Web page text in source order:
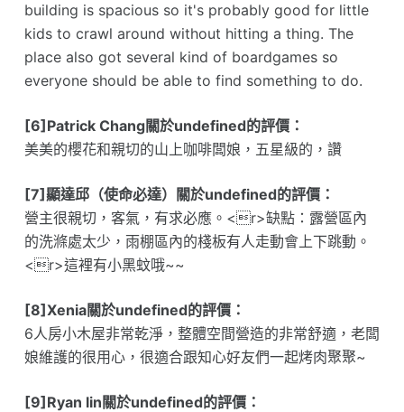
building is spacious so it's probably good for little
kids to crawl around without hitting a thing. The
place also got several kind of boardgames so
everyone should be able to find something to do.
[6]Patrick Chang關於undefined的評價：
美美的櫻花和親切的山上咖啡闆娘，五星級的，讚
[7]顯達邱（使命必達）關於undefined的評價：
營主很親切，客氣，有求必應。<r>缺點：露營區內
的洗滌處太少，雨棚區內的棧板有人走動會上下跳動。
<r>這裡有小黑蚊哦~~
[8]Xenia關於undefined的評價：
6人房小木屋非常乾淨，整體空間營造的非常舒適，老闆
娘維護的很用心，很適合跟知心好友們一起烤肉聚聚~
[9]Ryan lin關於undefined的評價：